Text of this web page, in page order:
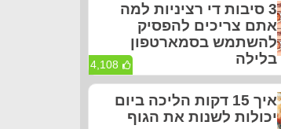
3 סיבות די רציניות למה
אתם צריכים להפסיק
להשתמש בסמארטפון
בלילה
4,108
איך 15 דקות הליכה ביום
יכולות לשנות את הגוף